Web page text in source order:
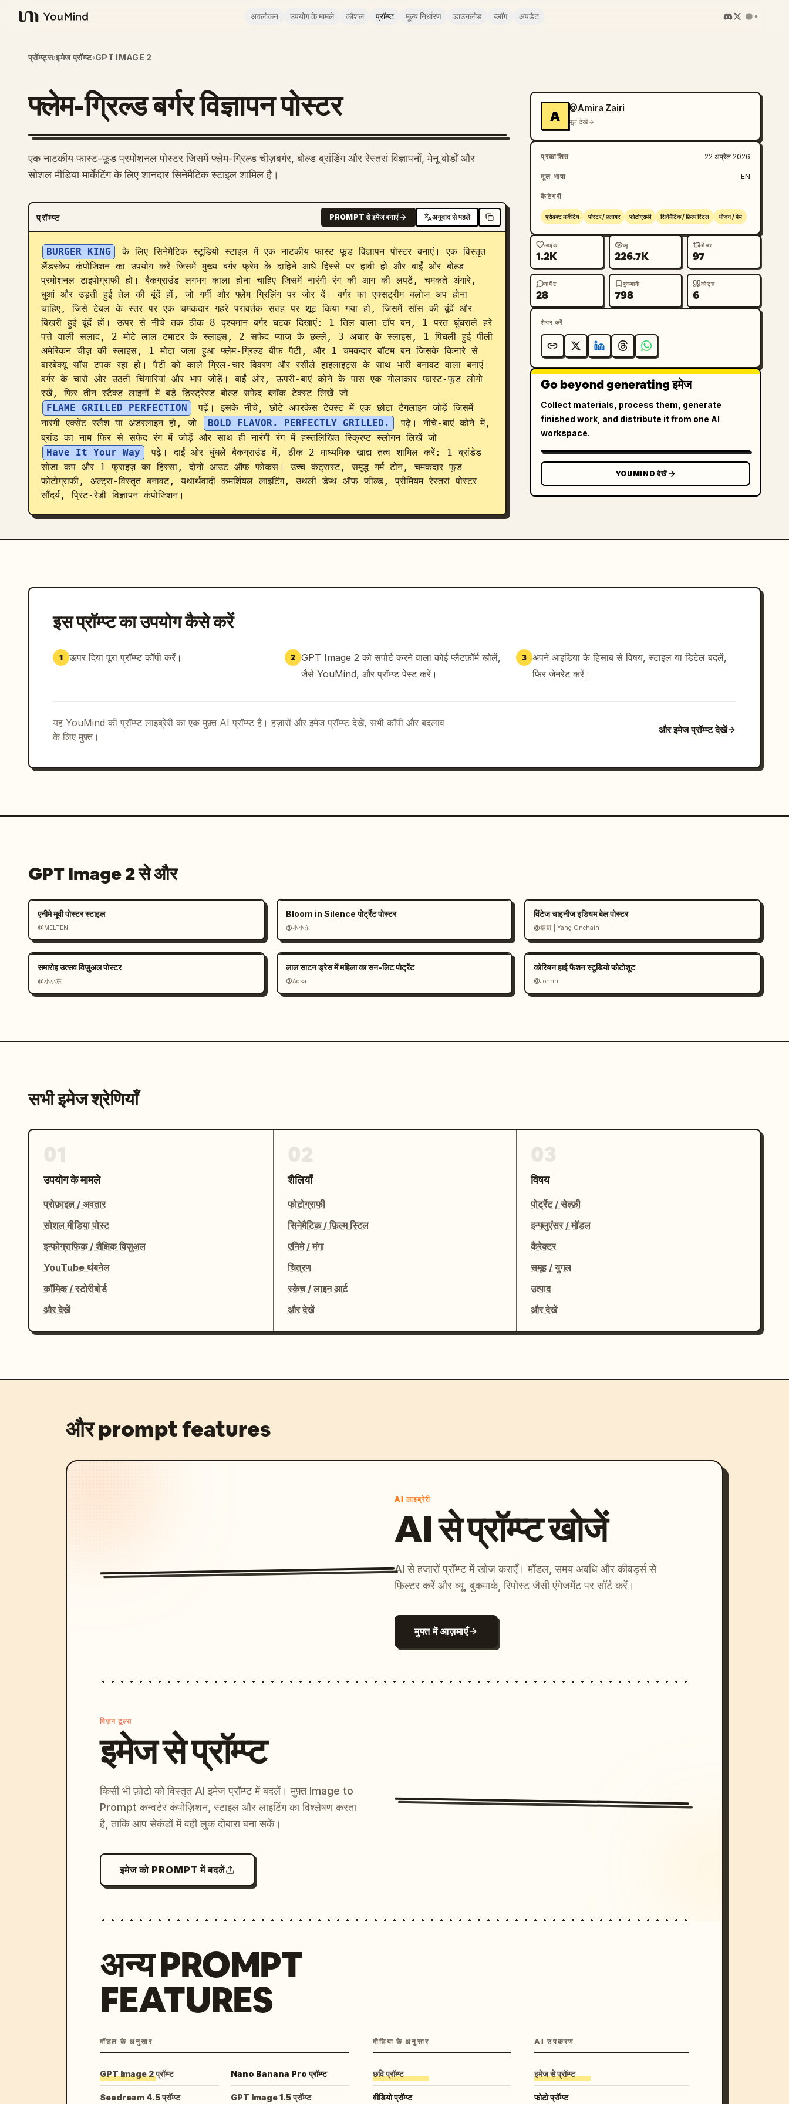
YouMind
अवलोकन उपयोग के मामले कौशल प्रॉम्प्ट मूल्य निर्धारण डाउनलोड ब्लॉग अपडेट
प्रॉम्प्ट्स›इमेज प्रॉम्प्ट›GPT IMAGE 2
फ्लेम-ग्रिल्ड बर्गर विज्ञापन पोस्टर
एक नाटकीय फास्ट-फूड प्रमोशनल पोस्टर जिसमें फ्लेम-ग्रिल्ड चीज़बर्गर, बोल्ड ब्रांडिंग और रेस्तरां विज्ञापनों, मेनू बोर्डों और
सोशल मीडिया मार्केटिंग के लिए शानदार सिनेमैटिक स्टाइल शामिल है।
प्रॉम्प्ट PROMPT से इमेज बनाएं अनुवाद से पहले
BURGER KING
के लिए सिनेमैटिक स्टूडियो स्टाइल में एक नाटकीय फास्ट-फूड विज्ञापन पोस्टर बनाएं। एक विस्तृत
लैंडस्केप कंपोजिशन का उपयोग करें जिसमें मुख्य बर्गर फ्रेम के दाहिने आधे हिस्से पर हावी हो और बाईं ओर बोल्ड
प्रमोशनल टाइपोग्राफी हो। बैकग्राउंड लगभग काला होना चाहिए जिसमें नारंगी रंग की आग की लपटें, चमकते अंगारे,
धुआं और उड़ती हुई तेल की बूंदें हों, जो गर्मी और फ्लेम-ग्रिलिंग पर जोर दें। बर्गर का एक्सट्रीम क्लोज-अप होना
चाहिए, जिसे टेबल के स्तर पर एक चमकदार गहरे परावर्तक सतह पर शूट किया गया हो, जिसमें सॉस की बूंदें और
बिखरी हुई बूंदें हों। ऊपर से नीचे तक ठीक 8 दृश्यमान बर्गर घटक दिखाएं: 1 तिल वाला टॉप बन, 1 परत घुंघराले हरे
पत्ते वाली सलाद, 2 मोटे लाल टमाटर के स्लाइस, 2 सफेद प्याज के छल्ले, 3 अचार के स्लाइस, 1 पिघली हुई पीली
अमेरिकन चीज़ की स्लाइस, 1 मोटा जला हुआ फ्लेम-ग्रिल्ड बीफ पैटी, और 1 चमकदार बॉटम बन जिसके किनारे से
बारबेक्यू सॉस टपक रहा हो। पैटी को काले ग्रिल-चार विवरण और रसीले हाइलाइट्स के साथ भारी बनावट वाला बनाएं।
बर्गर के चारों ओर उठती चिंगारियां और भाप जोड़ें। बाईं ओर, ऊपरी-बाएं कोने के पास एक गोलाकार फास्ट-फूड लोगो
रखें, फिर तीन स्टैक्ड लाइनों में बड़े डिस्ट्रेस्ड बोल्ड सफेद ब्लॉक टेक्स्ट लिखें जो
FLAME GRILLED PERFECTION
पढ़ें। इसके नीचे, छोटे अपरकेस टेक्स्ट में एक छोटा टैगलाइन जोड़ें जिसमें
नारंगी एक्सेंट स्लैश या अंडरलाइन हो, जो
BOLD FLAVOR. PERFECTLY GRILLED.
पढ़े। नीचे-बाएं कोने में,
ब्रांड का नाम फिर से सफेद रंग में जोड़ें और साथ ही नारंगी रंग में हस्तलिखित स्क्रिप्ट स्लोगन लिखें जो
Have It Your Way
पढ़े। दाईं ओर धुंधले बैकग्राउंड में, ठीक 2 माध्यमिक खाद्य तत्व शामिल करें: 1 ब्रांडेड
सोडा कप और 1 फ्राइज़ का हिस्सा, दोनों आउट ऑफ फोकस। उच्च कंट्रास्ट, समृद्ध गर्म टोन, चमकदार फूड
फोटोग्राफी, अल्ट्रा-विस्तृत बनावट, यथार्थवादी कमर्शियल लाइटिंग, उथली डेप्थ ऑफ फील्ड, प्रीमियम रेस्तरां पोस्टर
सौंदर्य, प्रिंट-रेडी विज्ञापन कंपोजिशन।
A
@Amira Zairi
मूल देखें
प्रकाशित 22 अप्रैल 2026
मूल भाषा EN
कैटेगरी
प्रोडक्ट मार्केटिंग पोस्टर / फ़्लायर फोटोग्राफी सिनेमैटिक / फ़िल्म स्टिल भोजन / पेय
लाइक
1.2K
व्यू
226.7K
शेयर
97
कमेंट
28
बुकमार्क
798
कोट्स
6
शेयर करें
Go beyond generating इमेज
Collect materials, process them, generate
finished work, and distribute it from one AI
workspace.
YOUMIND देखें
इस प्रॉम्प्ट का उपयोग कैसे करें
1 ऊपर दिया पूरा प्रॉम्प्ट कॉपी करें। 2 GPT Image 2 को सपोर्ट करने वाला कोई प्लैटफ़ॉर्म खोलें,
जैसे YouMind, और प्रॉम्प्ट पेस्ट करें।
3 अपने आइडिया के हिसाब से विषय, स्टाइल या डिटेल बदलें,
फिर जेनरेट करें।
यह YouMind की प्रॉम्प्ट लाइब्रेरी का एक मुफ़्त AI प्रॉम्प्ट है। हज़ारों और इमेज प्रॉम्प्ट देखें, सभी कॉपी और बदलाव
के लिए मुफ़्त।
और इमेज प्रॉम्प्ट देखें
GPT Image 2 से और
एनीमे मूवी पोस्टर स्टाइल
@MELTEN
Bloom in Silence पोर्ट्रेट पोस्टर
@小小东
विंटेज चाइनीज इडियम बेल पोस्टर
@楊哥 | Yang Onchain
समारोह उत्सव विज़ुअल पोस्टर
@小小东
लाल साटन ड्रेस में महिला का सन-लिट पोर्ट्रेट
@Aqsa
कोरियन हाई फैशन स्टूडियो फोटोशूट
@Johnn
सभी इमेज श्रेणियाँ
उपयोग के मामले
प्रोफ़ाइल / अवतार
सोशल मीडिया पोस्ट
इन्फोग्राफिक / शैक्षिक विज़ुअल
YouTube थंबनेल
कॉमिक / स्टोरीबोर्ड
और देखें
शैलियाँ
फोटोग्राफी
सिनेमैटिक / फ़िल्म स्टिल
एनिमे / मंगा
चित्रण
स्केच / लाइन आर्ट
और देखें
विषय
पोर्ट्रेट / सेल्फ़ी
इन्फ्लुएंसर / मॉडल
कैरेक्टर
समूह / युगल
उत्पाद
और देखें
और prompt features
AI लाइब्रेरी
AI से प्रॉम्प्ट खोजें
AI से हज़ारों प्रॉम्प्ट में खोज कराएँ। मॉडल, समय अवधि और कीवर्ड्स से
फ़िल्टर करें और व्यू, बुकमार्क, रिपोस्ट जैसी एंगेजमेंट पर सॉर्ट करें।
मुफ्त में आज़माएँ
विज़न टूल्स
इमेज से प्रॉम्प्ट
किसी भी फ़ोटो को विस्तृत AI इमेज प्रॉम्प्ट में बदलें। मुफ़्त Image to
Prompt कन्वर्टर कंपोज़िशन, स्टाइल और लाइटिंग का विश्लेषण करता
है, ताकि आप सेकंडों में वही लुक दोबारा बना सकें।
इमेज को PROMPT में बदलें
अन्य PROMPT
FEATURES
मॉडल के अनुसार
GPT Image 2 प्रॉम्प्ट Nano Banana Pro प्रॉम्प्ट
Seedream 4.5 प्रॉम्प्ट GPT Image 1.5 प्रॉम्प्ट
मीडिया के अनुसार
छवि प्रॉम्प्ट
वीडियो प्रॉम्प्ट
AI उपकरण
इमेज से प्रॉम्प्ट
फोटो प्रॉम्प्ट